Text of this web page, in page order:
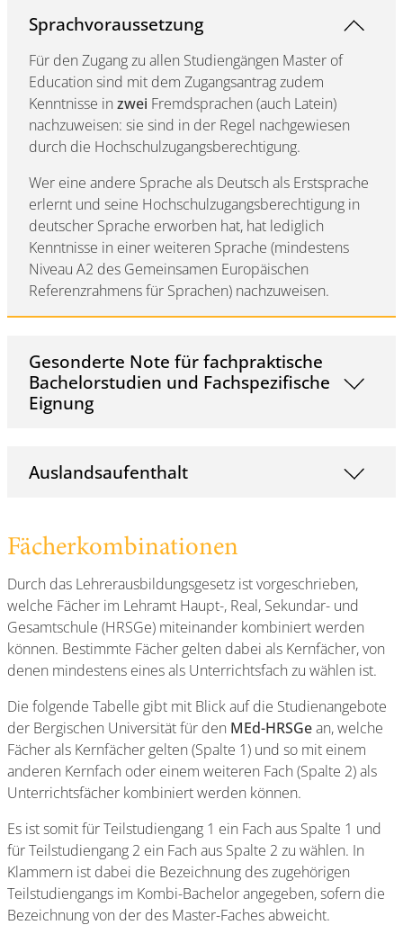
Sprachvoraussetzung
Für den Zugang zu allen Studiengängen Master of
Education sind mit dem Zugangsantrag zudem
Kenntnisse in zwei Fremdsprachen (auch Latein)
nachzuweisen: sie sind in der Regel nachgewiesen
durch die Hochschulzugangsberechtigung.
Wer eine andere Sprache als Deutsch als Erstsprache
erlernt und seine Hochschulzugangsberechtigung in
deutscher Sprache erworben hat, hat lediglich
Kenntnisse in einer weiteren Sprache (mindestens
Niveau A2 des Gemeinsamen Europäischen
Referenzrahmens für Sprachen) nachzuweisen.
Gesonderte Note für fachpraktische
Bachelorstudien und Fachspezifische
Eignung
Auslandsaufenthalt
Fächerkombinationen
Durch das Lehrerausbildungsgesetz ist vorgeschrieben,
welche Fächer im Lehramt Haupt-, Real, Sekundar- und
Gesamtschule (HRSGe) miteinander kombiniert werden
können. Bestimmte Fächer gelten dabei als Kernfächer, von
denen mindestens eines als Unterrichtsfach zu wählen ist.
Die folgende Tabelle gibt mit Blick auf die Studienangebote
der Bergischen Universität für den MEd-HRSGean, welche
Fächer als Kernfächer gelten (Spalte 1) und so mit einem
anderen Kernfach oder einem weiteren Fach (Spalte 2) als
Unterrichtsfächer kombiniert werden können.
Es ist somit für Teilstudiengang 1 ein Fach aus Spalte 1 und
für Teilstudiengang 2 ein Fach aus Spalte 2 zu wählen. In
Klammern ist dabei die Bezeichnung des zugehörigen
Teilstudiengangs im Kombi-Bachelor angegeben, sofern die
Bezeichnung von der des Master-Faches abweicht.